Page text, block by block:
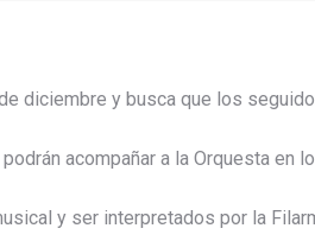
diciembre y busca que los
acompañar a la Orquesta en
y ser interpretados por la